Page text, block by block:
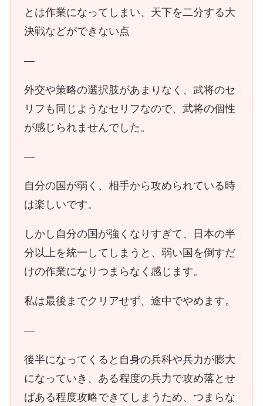
とは作業になってしまい、天下を二分する大
決戦などができない点
—
外交や策略の選択肢があまりなく、武将のセ
リフも同じようなセリフなので、武将の個性
が感じられませんでした。
—
自分の国が弱く、相手から攻められている時
は楽しいです。
しかし自分の国が強くなりすぎて、日本の半
分以上を統一してしまうと、弱い国を倒すだ
けの作業になりつまらなく感じます。
私は最後までクリアせず、途中でやめます。
—
後半になってくると自身の兵科や兵力が膨大
になっていき、ある程度の兵力で攻め落とせ
ばある程度攻略できてしまうため、つまらな